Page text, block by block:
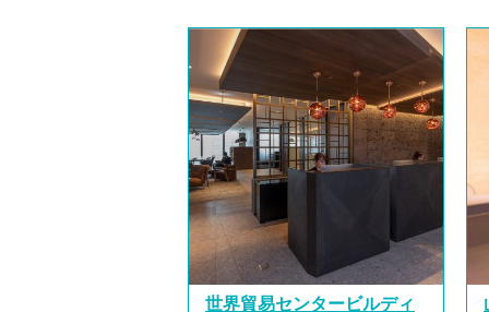
世界貿易センタービルディ